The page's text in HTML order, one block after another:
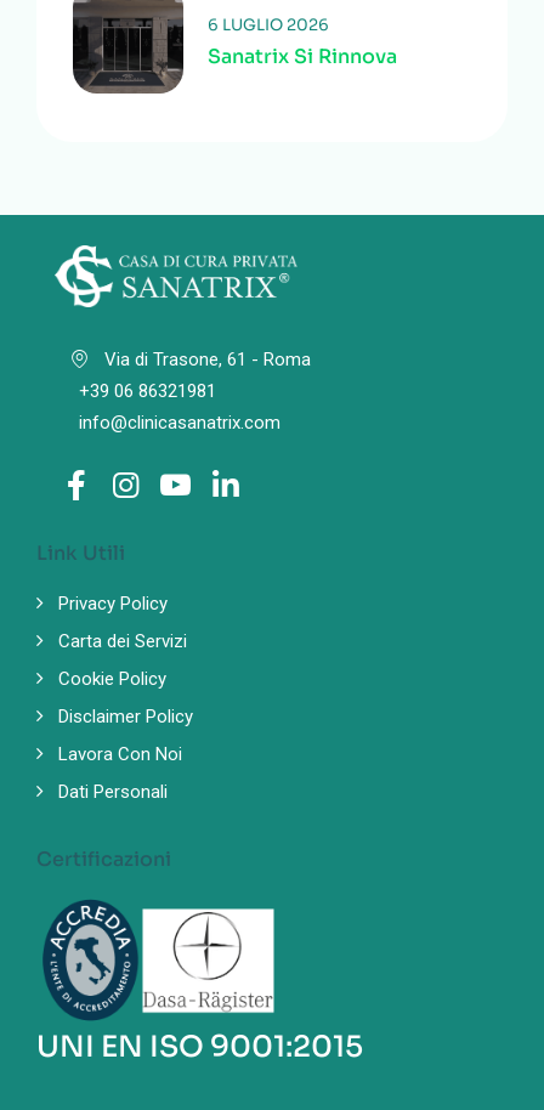
Sanatrix Si Rinnova
6 LUGLIO 2026
Via di Trasone, 61 - Roma
+39 06 86321981
info@clinicasanatrix.com
Link Utili
Privacy Policy
Carta dei Servizi
Cookie Policy
Disclaimer Policy
Lavora Con Noi
Dati Personali
Certificazioni
UNI EN ISO 9001:2015